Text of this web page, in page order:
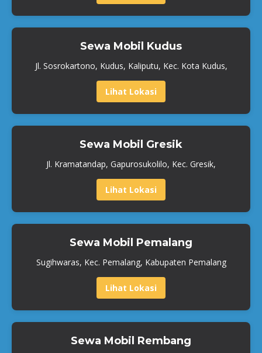
Sewa Mobil Kudus
Jl. Sosrokartono, Kudus, Kaliputu, Kec. Kota Kudus,
Lihat Lokasi
Sewa Mobil Gresik
Jl. Kramatandap, Gapurosukolilo, Kec. Gresik,
Lihat Lokasi
Sewa Mobil Pemalang
Sugihwaras, Kec. Pemalang, Kabupaten Pemalang
Lihat Lokasi
Sewa Mobil Rembang